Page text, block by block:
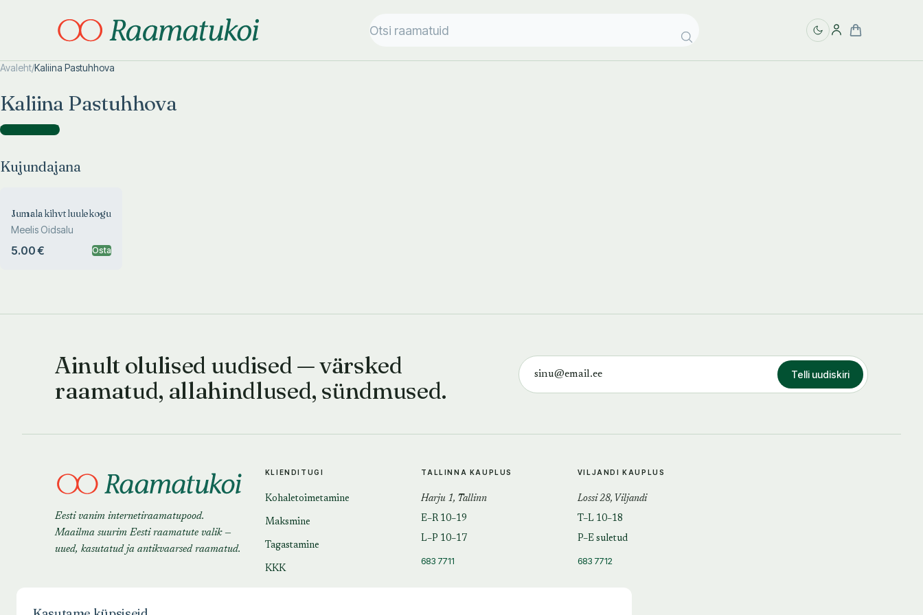
Avaleht/Kaliina Pastuhhova
Kaliina Pastuhhova
Kujundajana )
Kujundajana
Jumala kihvt luulekogu
Meelis Oidsalu
5.00 € Osta
Ainult olulised uudised — värsked
raamatud, allahindlused, sündmused.
Telli uudiskiri
Eesti vanim internetiraamatupood.
Maailma suurim Eesti raamatute valik —
uued, kasutatud ja antikvaarsed raamatud.
KLIENDITUGI
Kohaletoimetamine
Maksmine
Tagastamine
KKK
TALLINNA KAUPLUS
Harju 1, Tallinn
E–R 10–19
L–P 10–17
683 7711
VILJANDI KAUPLUS
Lossi 28, Viljandi
T–L 10–18
P–E suletud
683 7712